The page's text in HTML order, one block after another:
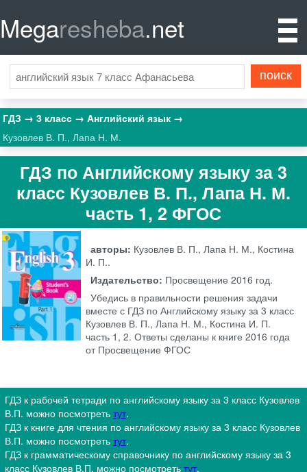
Megaresheba.net
ГДЗ 3 класс
Английский язык
Кузовлев В. П., Лапа Н. М.
ГДЗ по Английскому языку за 3
класс Кузовлев В. П., Лапа Н. М.
часть 1, 2 ФГОС
авторы: Кузовлев В. П., Лапа Н. М., Костина
И. П..
Издательство: Просвещение 2016 год.
Убедись в правильности решения задачи
вместе с ГДЗ по Английскому языку за 3 класс
Кузовлев В. П., Лапа Н. М., Костина И. П.
часть 1, 2. Ответы сделаны к книге 2016 года
от Просвещение ФГОС
ГДЗ к рабочей тетради по английскому языку за 3 класс Кузовлев
В.П. можно посмотреть тут.
ГДЗ к книге для чтения по английскому языку за 3 класс Кузовлев
В.П. можно посмотреть тут.
ГДЗ к грамматическому справочнику по английскому языку за 3
класс Кузовлев В.П. можно посмотреть тут.